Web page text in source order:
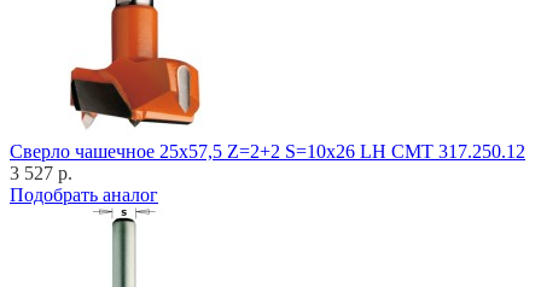
Cверло чашечное 25x57,5 Z=2+2 S=10x26 LH CMT 317.250.12
3 527 р.
Подобрать аналог